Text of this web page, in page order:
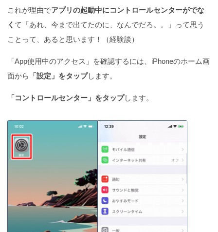
これが理由でアプリの起動中にコントロールセンターがでな
く て「あれ、今まで出てたのに、なんでだろ。。」って思う
ことって、あると思います！（経験談）
「App使用中のアクセス」を確認するには、iPhoneのホーム画
面から
「設定」をタップします。
「コントロールセンター」をタップします。